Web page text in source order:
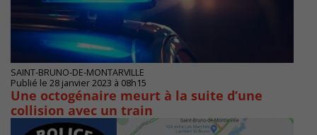
SAINT-BRUNO-DE-MONTARVILLE
Publié le 28 janvier 2023 à 08h15
Une octogénaire meurt à la suite d’une
collision avec un train